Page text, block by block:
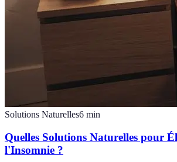
Solutions Naturelles6 min
Quelles Solutions Naturelles pour
l'Insomnie ?